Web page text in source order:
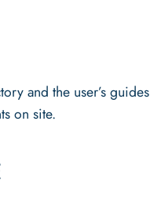
and the user’s guides
on site.